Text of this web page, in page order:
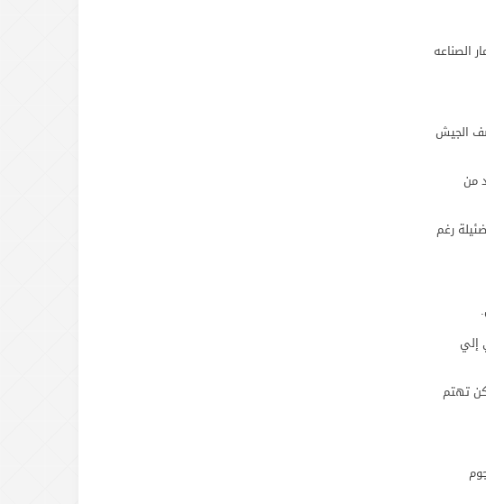
الصناعه
الجيش
من
ضئيلة رغم
روسيا جوياً في سنة 2015 مما أدي إلي
تهتم